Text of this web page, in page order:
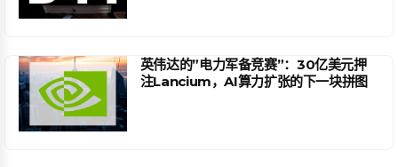
英伟达的”电力军备竞赛”：30亿美元押
注Lancium，AI算力扩张的下一块拼图